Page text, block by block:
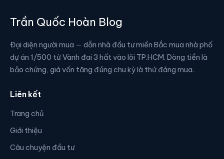
Trần Quốc Hoàn Blog
Đại diện người mua — dẫn nhà đầu tư miền Bắc mua nhà phố
dự án 1/500 từ Vành đai 3 hất vào lõi TP.HCM. Dòng tiền là
bảo chứng, giá vốn tăng đúng chu kỳ là thứ đáng mua.
Liên kết
Trang chủ
Giới thiệu
Câu chuyện đầu tư